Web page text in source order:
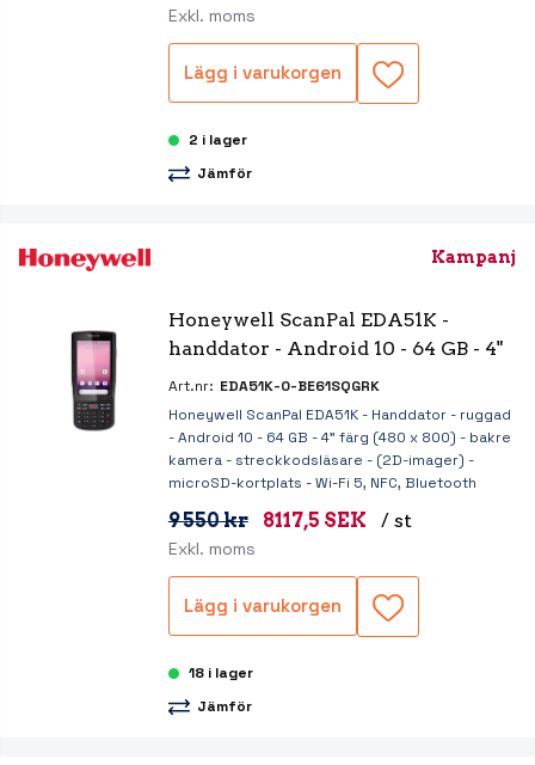
Exkl. moms
Lägg i varukorgen
2 i lager
Jämför
Kampanj
Honeywell ScanPal EDA51K -
handdator - Android 10 - 64 GB - 4"
Art.nr: EDA51K-0-BE61SQGRK
Honeywell ScanPal EDA51K - Handdator - ruggad
- Android 10 - 64 GB - 4" färg (480 x 800) - bakre
kamera - streckkodsläsare - (2D-imager) -
microSD-kortplats - Wi-Fi 5, NFC, Bluetooth
9 550 kr 8117,5 SEK / st
Exkl. moms
Lägg i varukorgen
18 i lager
Jämför